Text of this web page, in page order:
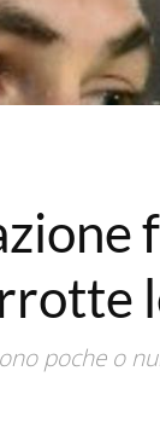
poche o